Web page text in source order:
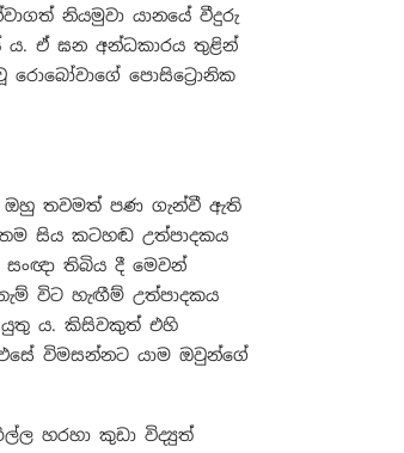
නියමුවා යානයේ වීදුරු
ය. ඒ ඝන අන්ධකාරය තුළින්
පොසිට්‍රොනික
ඔහු තවමත් පණ ගැන්වී ඇති
සිය කටහඬ උත්පාදකය
තිබිය දී මෙවන්
විට හැඟීම් උත්පාදකය
යුතු ය. කිසිවකුත් එහි
විමසන්නට යාම ඔවුන්ගේ
හරහා කුඩා විද්‍යුත්